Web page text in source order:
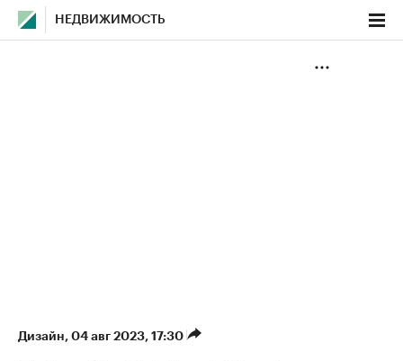
НЕДВИЖИМОСТЬ
Дизайн⁠, 04 авг 2023, 17:30